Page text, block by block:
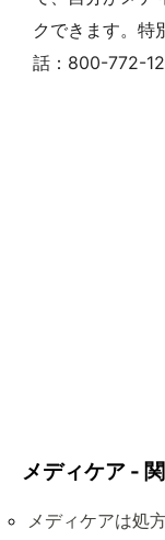
クできます。特
話：800-772-
メディケア -
メディケアは処